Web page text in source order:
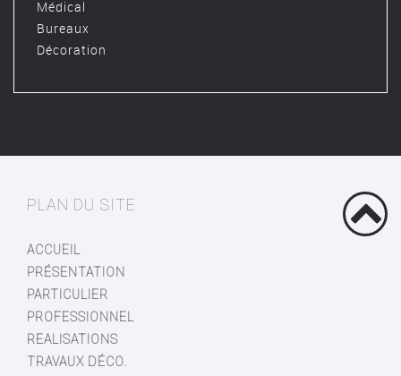
Médical
Bureaux
Décoration
PLAN DU SITE
ACCUEIL
PRÉSENTATION
PARTICULIER
PROFESSIONNEL
REALISATIONS
TRAVAUX DÉCO.